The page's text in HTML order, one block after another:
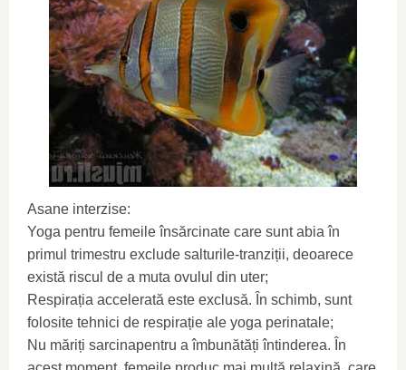
Asane interzise:
Yoga pentru femeile însărcinate care sunt abia în
primul trimestru exclude salturile-tranziții, deoarece
există riscul de a muta ovulul din uter;
Respirația accelerată este exclusă. În schimb, sunt
folosite tehnici de respirație ale yoga perinatale;
Nu măriți sarcinapentru a îmbunătăți întinderea. În